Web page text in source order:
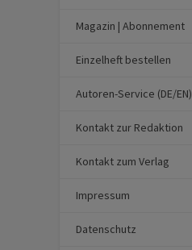
Magazin | Abonnement
Einzelheft bestellen
Autoren-Service (DE/EN)
Kontakt zur Redaktion
Kontakt zum Verlag
Impressum
Datenschutz